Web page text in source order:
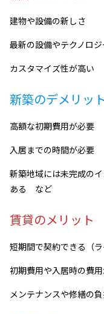
建物や設備の新しさ
最新の設備やテクノロ
カスタマイ
新築のデメリット
高額な初期費用が必要
入居までの時間が必要
新築地域には未完成の
ある など
賃貸のメリット
短期間で契約できる（
初期費用や入居時の費
メンテナンスや修繕